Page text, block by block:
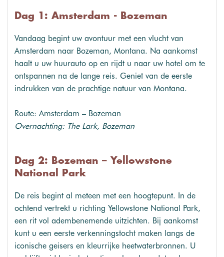
Dag 1: Amsterdam - Bozeman
Vandaag begint uw avontuur met een vlucht van
Amsterdam naar Bozeman, Montana. Na aankomst
haalt u uw huurauto op en rijdt u naar uw hotel om te
ontspannen na de lange reis. Geniet van de eerste
indrukken van de prachtige natuur van Montana.
Route: Amsterdam – Bozeman
Overnachting: The Lark, Bozeman
Dag 2: Bozeman – Yellowstone
National Park
De reis begint al meteen met een hoogtepunt. In de
ochtend vertrekt u richting Yellowstone National Park,
een rit vol adembenemende uitzichten. Bij aankomst
kunt u een eerste verkenningstocht maken langs de
iconische geisers en kleurrijke heetwaterbronnen. U